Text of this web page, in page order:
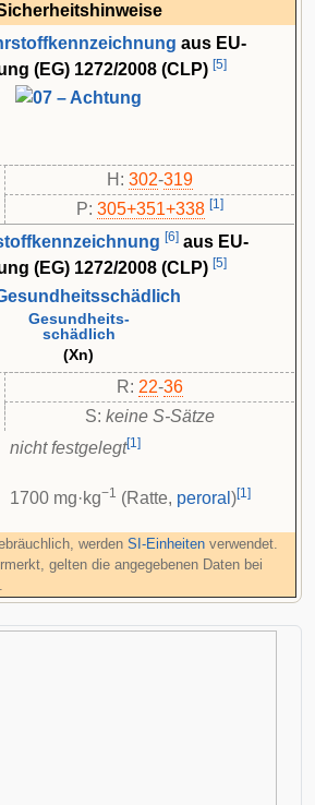
aus EU-
(EG) 1272/2008 (CLP) [5]
H: 302-319
P: 305+351+338 [1]
[6] aus EU-
(EG) 1272/2008 (CLP) [5]
Gesundheits-
schädlich
(Xn)
R: 22-36
S: keine S-Sätze
nicht festgelegt[1]
1700 mg·kg−1 (Ratte, peroral )[1]
werden SI-Einheiten verwendet.
gelten die angegebenen Daten bei
.